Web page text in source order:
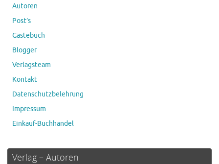
Autoren
Post’s
Gästebuch
Blogger
Verlagsteam
Kontakt
Datenschutzbelehrung
Impressum
Einkauf-Buchhandel
Verlag – Autoren